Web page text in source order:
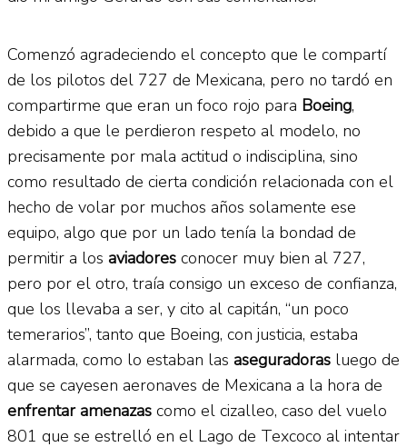
Comenzó agradeciendo el concepto que le compartí
de los pilotos del 727 de Mexicana, pero no tardó en
compartirme que eran un foco rojo para Boeing,
debido a que le perdieron respeto al modelo, no
precisamente por mala actitud o indisciplina, sino
como resultado de cierta condición relacionada con el
hecho de volar por muchos años solamente ese
equipo, algo que por un lado tenía la bondad de
permitir a los aviadores conocer muy bien al 727,
pero por el otro, traía consigo un exceso de confianza,
que los llevaba a ser, y cito al capitán, “un poco
temerarios”, tanto que Boeing, con justicia, estaba
alarmada, como lo estaban las aseguradoras luego de
que se cayesen aeronaves de Mexicana a la hora de
enfrentar amenazas como el cizalleo, caso del vuelo
801 que se estrelló en el Lago de Texcoco al intentar